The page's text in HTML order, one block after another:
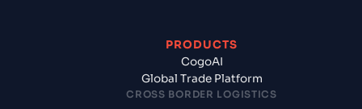
PRODUCTS
CogoAI
Global Trade Platform
CROSS BORDER LOGISTICS